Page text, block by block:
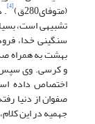
(متوفای280ق) [4]
.
تشبیهی است،
سنگینی خدا،
بهشت به همراه
و کرسی. وی سپس
اختصاص داده
صفوان از دنیا
جهمیه در این